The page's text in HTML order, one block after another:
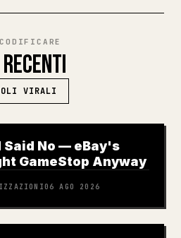
VIRALI
Said No — eBay's
GameStop Anyway
06 AGO 2026